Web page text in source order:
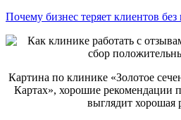
Почему бизнес теряет клиентов без
Картина по клинике «Золотое
Картах», хорошие рекомендации
выглядит хорошая